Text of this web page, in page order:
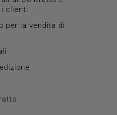
clienti
per la vendita di